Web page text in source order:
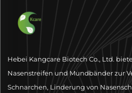
Hebei Kangcare Biotech Co., Ltd.
Nasenstreifen und Mundbänder zur
Schnarchen, Linderung von